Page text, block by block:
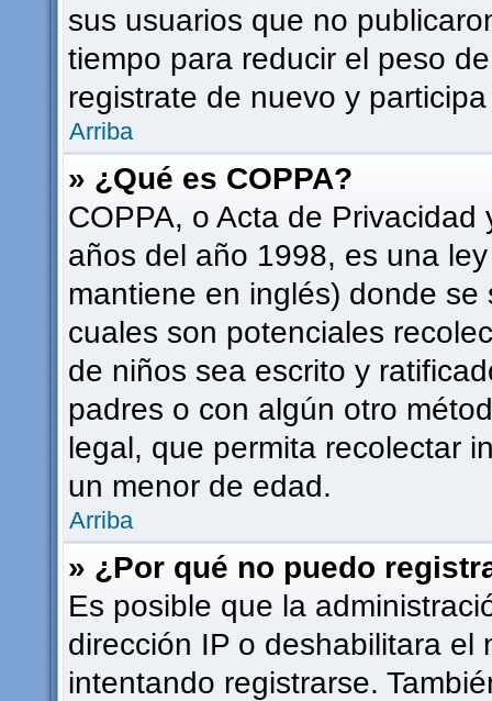
sus usuarios que no
tiempo para reducir el peso
registrate de nuevo y
Arriba
» ¿Qué es COPPA?
COPPA, o Acta de
años del año 1998, es una
mantiene en inglés) donde
cuales son potenciales
de niños sea escrito y
padres o con algún otro
legal, que permita recolectar
un menor de edad.
Arriba
» ¿Por qué no puedo
Es posible que la
dirección IP o deshabilitara
intentando registrarse.